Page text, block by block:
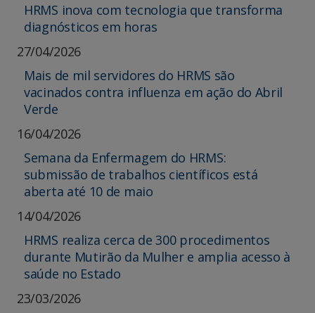
HRMS inova com tecnologia que transforma
diagnósticos em horas
27/04/2026
Mais de mil servidores do HRMS são
vacinados contra influenza em ação do Abril
Verde
16/04/2026
Semana da Enfermagem do HRMS:
submissão de trabalhos científicos está
aberta até 10 de maio
14/04/2026
HRMS realiza cerca de 300 procedimentos
durante Mutirão da Mulher e amplia acesso à
saúde no Estado
23/03/2026